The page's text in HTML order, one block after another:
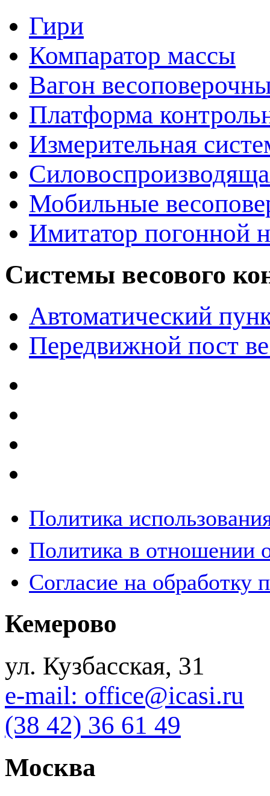
Гири
Компаратор массы
Вагон
Платформа
Измерительная
Мобильные
Имитатор погонной
Системы весового
Автоматический
Передвижной пост
Политика
Политика в отношении
Согласие на обработку
Кемерово
ул. Кузбасская, 31
e-mail: office@icasi.ru
(38 42) 36 61 49
Москва